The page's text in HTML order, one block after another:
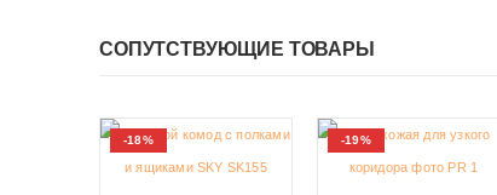
СОПУТСТВУЮЩИЕ ТОВАРЫ
-18% -19%